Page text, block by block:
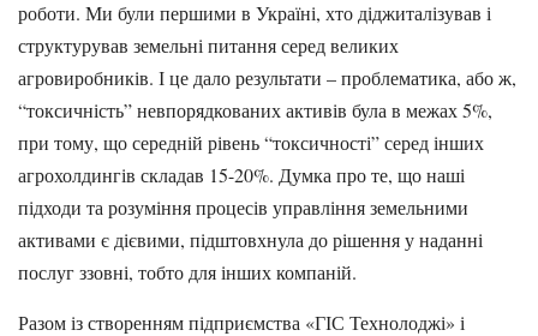
роботи. Ми були першими в Україні, хто діджиталізував і
структурував земельні питання серед великих
агровиробників. І це дало результати – проблематика, або ж,
“токсичність” невпорядкованих активів була в межах 5%,
при тому, що середній рівень “токсичності” серед інших
агрохолдингів складав 15-20%. Думка про те, що наші
підходи та розуміння процесів управління земельними
активами є дієвими, підштовхнула до рішення у наданні
послуг ззовні, тобто для інших компаній.
Разом із створенням підприємства «ГІС Технолоджі» і